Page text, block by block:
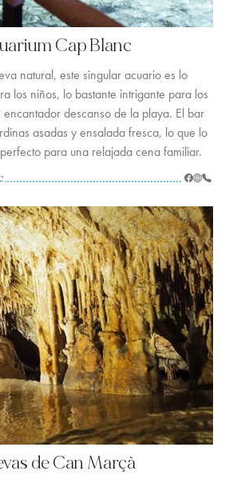
Cap Blanc
natural, este singular acuario es lo
los niños, lo bastante intrigante para los
encantador descanso de la playa. El bar
asadas y ensalada fresca, lo que lo
para una relajada cena familiar.
de Can Marçà